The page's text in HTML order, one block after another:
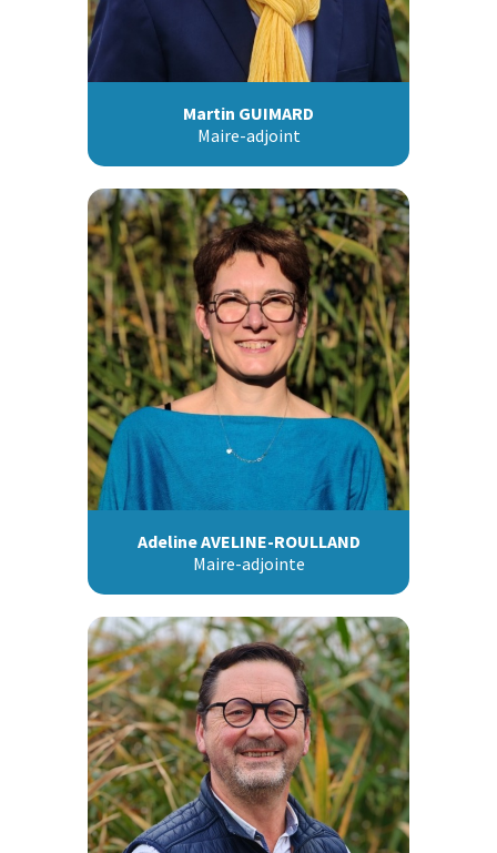
Martin GUIMARD
Maire-adjoint
Adeline AVELINE-ROULLAND
Maire-adjointe